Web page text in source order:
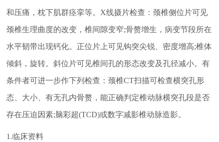
和压痛，枕下肌群痉挛等。X线摄片检查：颈椎侧位片可见
颈椎生理曲度的改变，椎间隙变窄;骨赘增生，病变节段所在
水平韧带出现钙化。正位片上可见钩突尖锐、密度增高;椎体
倾斜，旋转。斜位片可见椎间孔的形态改变及孔径减小。有
条件者可进一步作下列检查：颈椎CT扫描可检查横突孔形
态、大小、有无孔内骨赘，能正确判定椎动脉横突孔段是否
存在压迫因素;脑彩超(TCD)或数字减影椎动脉造影。
1.临床资料